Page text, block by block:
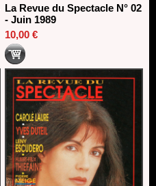
La Revue du Spectacle N° 02
- Juin 1989
10,00 €